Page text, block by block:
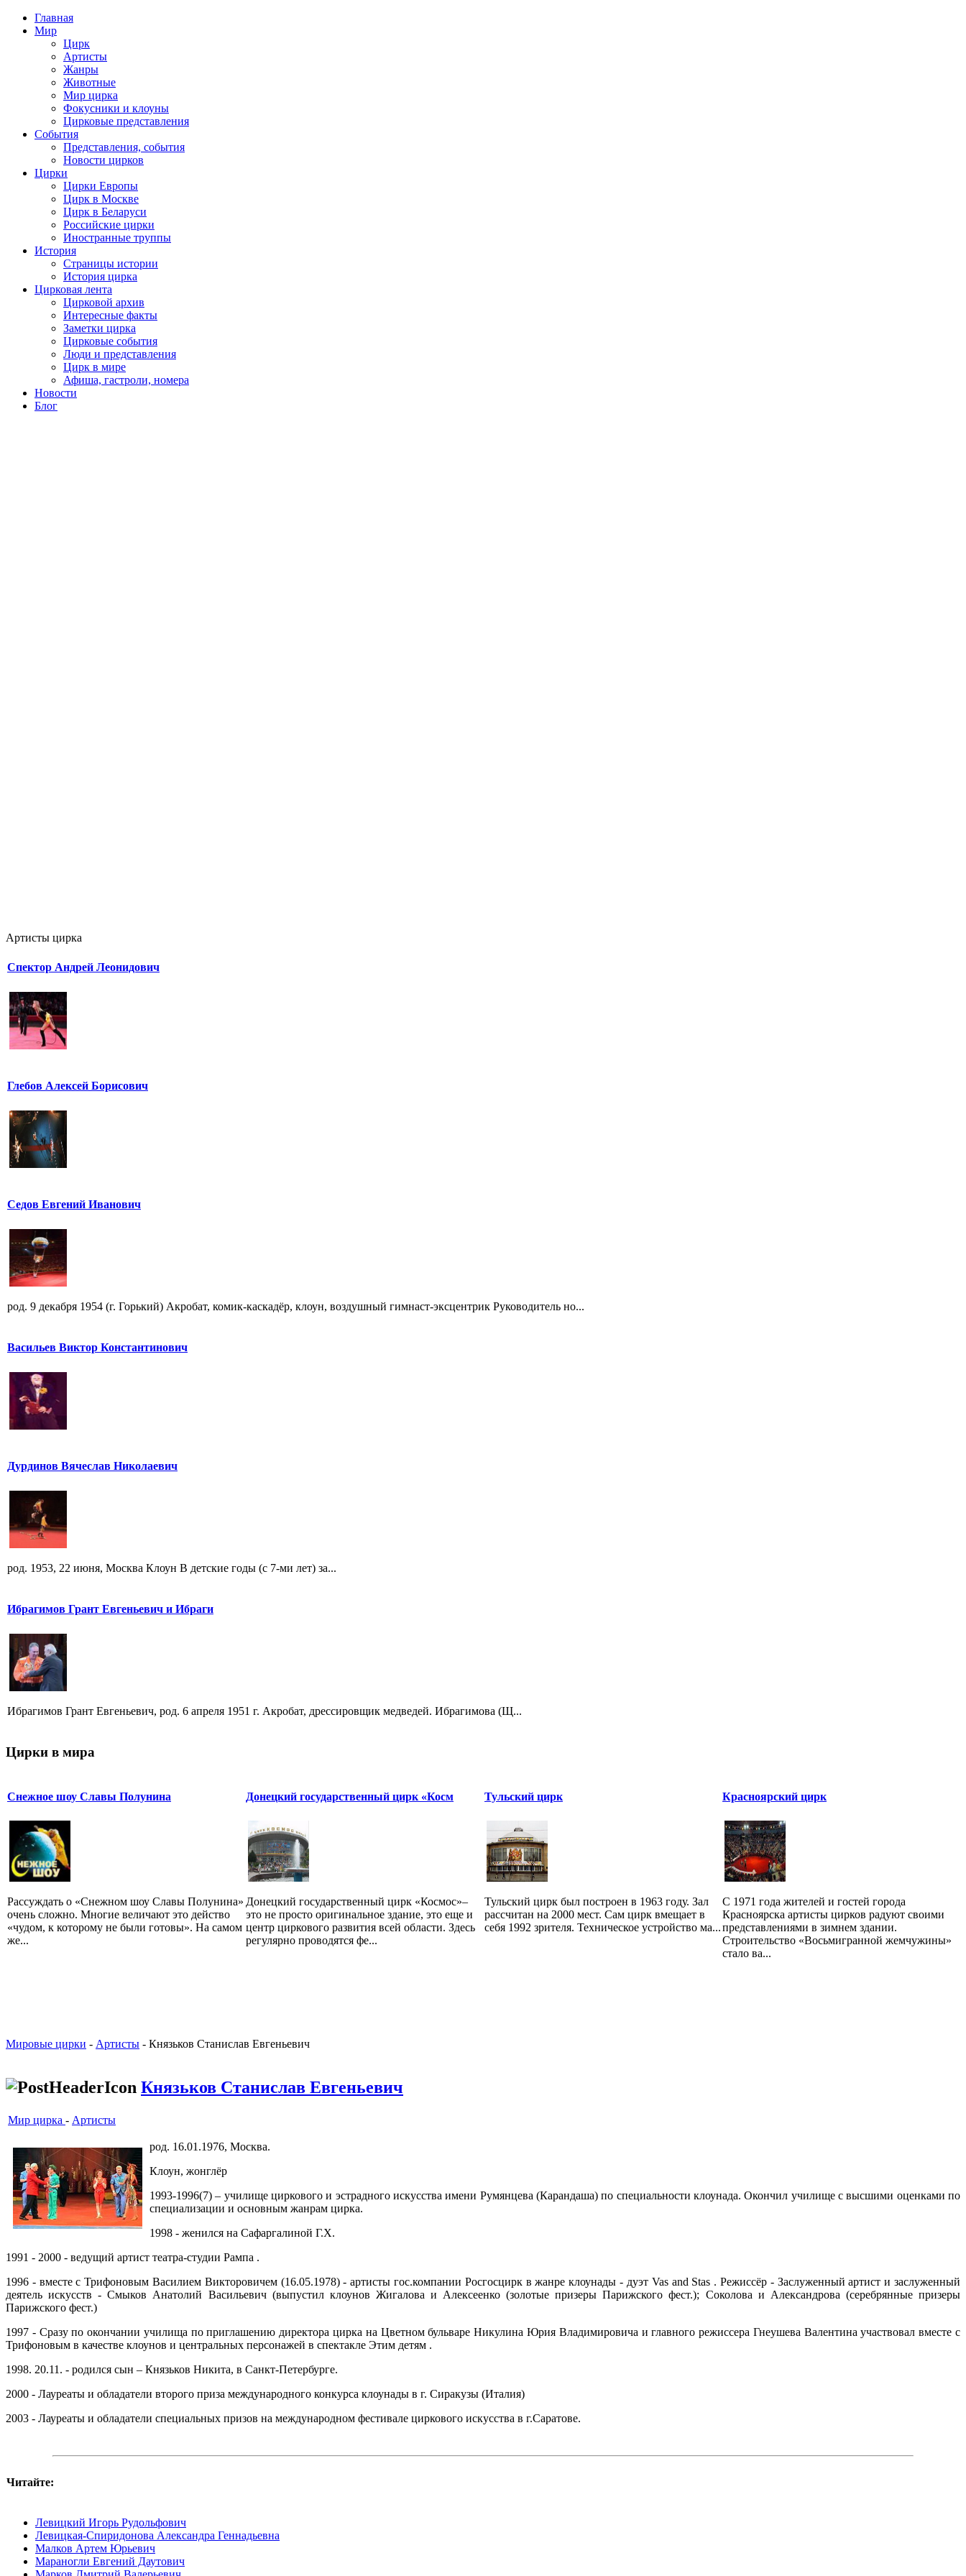
Главная
Мир
Цирк
Артисты
Жанры
Животные
Мир цирка
Фокусники и клоуны
Цирковые представления
События
Представления, события
Новости цирков
Цирки
Цирки Европы
Цирк в Москве
Цирк в Беларуси
Российские цирки
Иностранные труппы
История
Страницы истории
История цирка
Цирковая лента
Цирковой архив
Интересные факты
Заметки цирка
Цирковые события
Люди и представления
Цирк в мире
Афиша, гастроли, номера
Новости
Блог
Артисты цирка
Спектор Андрей Леонидович
Глебов Алексей Борисович
Седов Евгений Иванович
род. 9 декабря 1954 (г. Горький) Акробат, комик-каскадёр, клоун, воздушный гимнаст-эксцентрик Руководитель но...
Васильев Виктор Константинович
Дурдинов Вячеслав Николаевич
род. 1953, 22 июня, Москва Клоун В детские годы (с 7-ми лет) за...
Ибрагимов Грант Евгеньевич и Ибраги
Ибрагимов Грант Евгеньевич, род. 6 апреля 1951 г. Акробат, дрессировщик медведей. Ибрагимова (Щ...
Цирки в мира
Снежное шоу Славы Полунина
Рассуждать о «Снежном шоу Славы Полунина»
очень сложно. Многие величают это действо
«чудом, к которому не были готовы». На самом
же...
Донецкий государственный цирк «Косм
Донецкий государственный цирк «Космос»–
это не просто оригинальное здание, это еще и
центр циркового развития всей области. Здесь
регулярно проводятся фе...
Тульский цирк
Тульский цирк был построен в 1963 году. Зал
рассчитан на 2000 мест. Сам цирк вмещает в
себя 1992 зрителя. Техническое устройство ма...
Красноярский цирк
С 1971 года жителей и гостей города
Красноярска артисты цирков радуют своими
представлениями в зимнем здании.
Строительство «Восьмигранной жемчужины»
стало ва...
Мировые цирки - Артисты - Князьков Станислав Евгеньевич
Князьков Станислав Евгеньевич
Мир цирка - Артисты
род. 16.01.1976, Москва.
Клоун, жонглёр
1993-1996(7) – училище циркового и эстрадного искусства имени Румянцева (Карандаша) по специальности клоунада. Окончил училище с высшими оценками по
специализации и основным жанрам цирка.
1998 - женился на Сафаргалиной Г.Х.
1991 - 2000 - ведущий артист театра-студии Рампа .
1996 - вместе с Трифоновым Василием Викторовичем (16.05.1978) - артисты гос.компании Росгосцирк в жанре клоунады - дуэт Vas and Stas . Режиссёр - Заслуженный артист и заслуженный
деятель искусств - Смыков Анатолий Васильевич (выпустил клоунов Жигалова и Алексеенко (золотые призеры Парижского фест.); Соколова и Александрова (серебрянные призеры
Парижского фест.)
1997 - Сразу по окончании училища по приглашению директора цирка на Цветном бульваре Никулина Юрия Владимировича и главного режиссера Гнеушева Валентина участвовал вместе с
Трифоновым в качестве клоунов и центральных персонажей в спектакле Этим детям .
1998. 20.11. - родился сын – Князьков Никита, в Санкт-Петербурге.
2000 - Лауреаты и обладатели второго приза международного конкурса клоунады в г. Сиракузы (Италия)
2003 - Лауреаты и обладатели специальных призов на международном фестивале циркового искусства в г.Саратове.
Читайте:
Левицкий Игорь Рудольфович
Левицкая-Спиридонова Александра Геннадьевна
Малков Артем Юрьевич
Мараногли Евгений Даутович